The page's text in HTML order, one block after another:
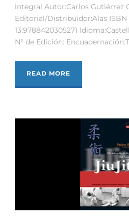
integral Autor:Carlos Gutiérrez
Editorial/Distribuidor:Alas ISBN
13:9788420305271
N° de Edición:
READ MORE